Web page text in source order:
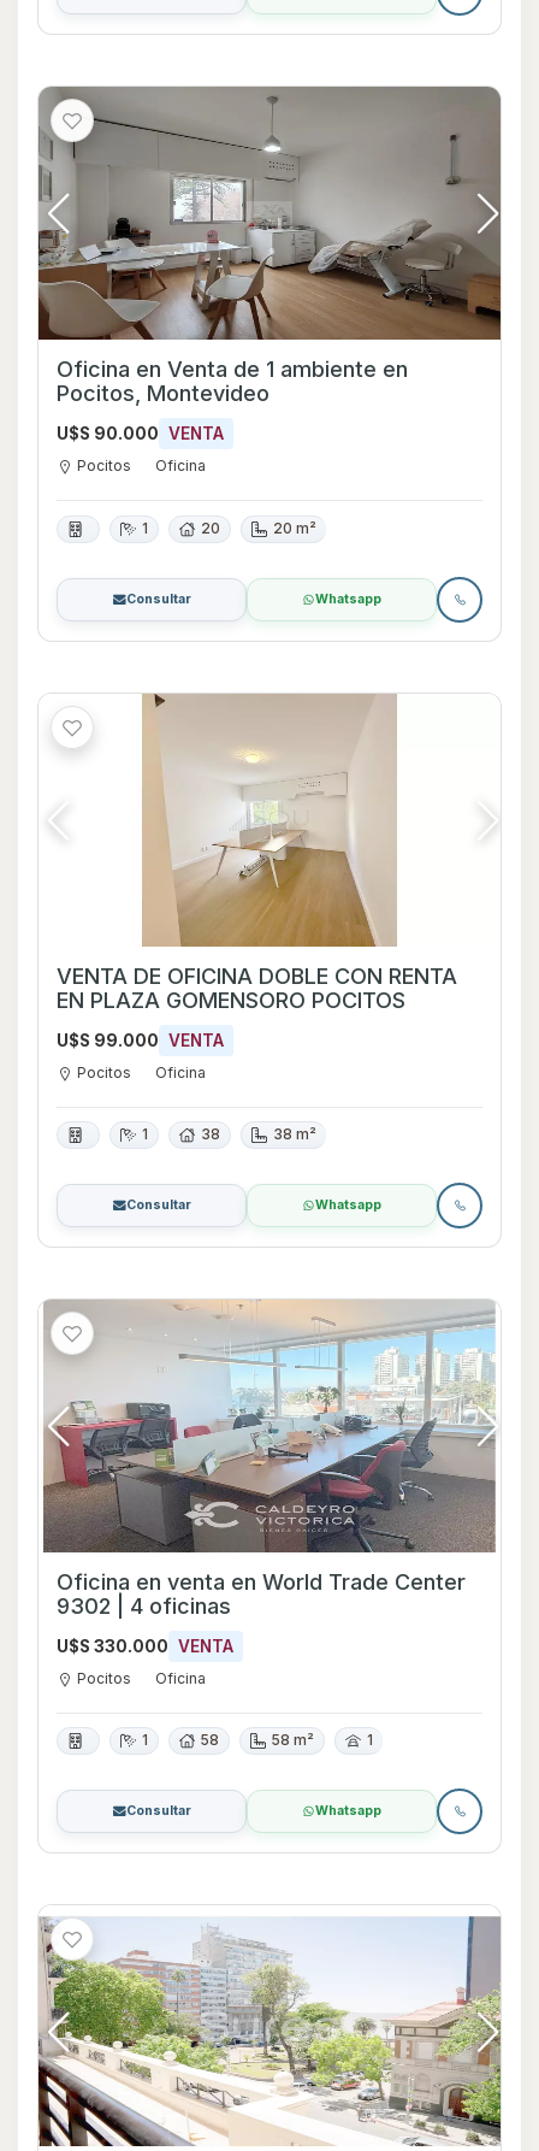
Oficina en Venta de 1 ambiente en
Pocitos, Montevideo
U$S 90.000 VENTA
Pocitos Oficina
1 20 20 m²
Consultar Whatsapp
VENTA DE OFICINA DOBLE CON RENTA
EN PLAZA GOMENSORO POCITOS
U$S 99.000 VENTA
Pocitos Oficina
1 38 38 m²
Consultar Whatsapp
Oficina en venta en World Trade Center
9302 | 4 oficinas
U$S 330.000 VENTA
Pocitos Oficina
1 58 58 m² 1
Consultar Whatsapp